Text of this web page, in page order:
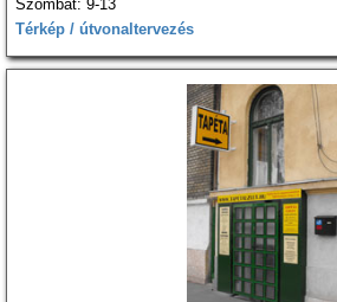
Szombat: 9-13
Térkép / útvonaltervezés